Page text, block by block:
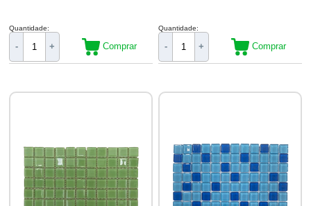
Quantidade:
- + Comprar
Quantidade:
- + Comprar